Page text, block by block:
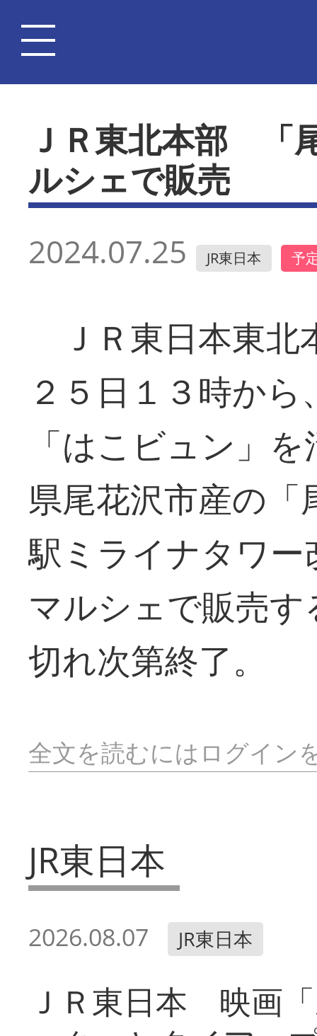
ＪＲ東北本部 「
ルシェで販売
2024.07.25 JR東日本 予
ＪＲ東日本東北
２５日１３時か
「はこビュン」
県尾花沢市産の
駅ミライナタワ
マルシェで販売
切れ次第終了。
全文を読むにはログイン
JR東日本
2026.08.07 JR東日本
ＪＲ東日本 映画